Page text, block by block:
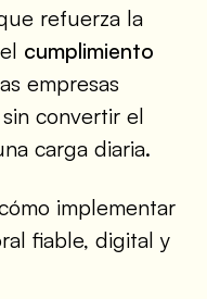
refuerza la
cumplimiento
empresas
sin convertir el
carga diaria.
implementar
fiable, digital y